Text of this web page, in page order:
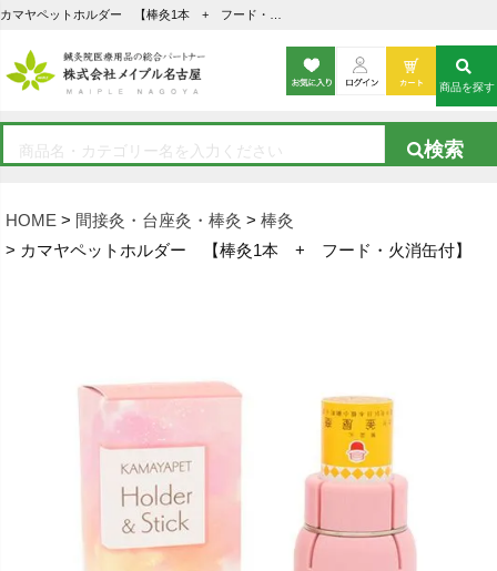
HOME 間接灸・台座灸・棒灸
棒灸
カマヤペットホルダー 【棒灸1本 + フード・火消缶付】
商品を探す